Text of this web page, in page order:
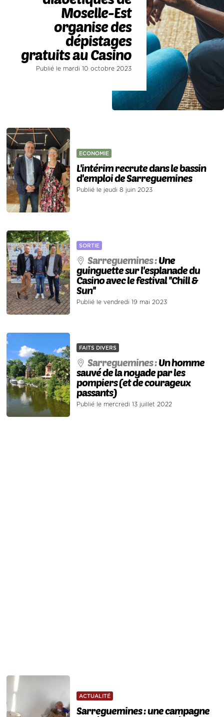
Moselle-Est
organise des
dépistages
gratuits au Casino
Publié le mardi 10 octobre 2023
ECONOMIE
L'intérim recrute dans le bassin
d'emploi de Sarreguemines
Publié le jeudi 8 juin 2023
SORTIE
Sarreguemines :Une
guinguette sur l'esplanade du
Casino avec le festival ''Chill &
Sun''
Publié le vendredi 19 mai 2023
FAITS DIVERS
Sarreguemines :Un homme
sauvé de la noyade par les
pompiers (et de courageux
passants)
Publié le mercredi 13 juillet 2022
ACTUALITÉ
Sarreguemines : une campagne